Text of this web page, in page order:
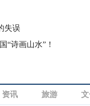
失误
“诗画山水”！
资讯 旅游